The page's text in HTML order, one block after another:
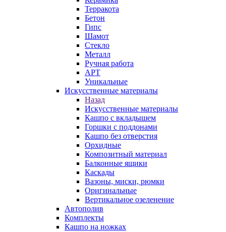
Терракота
Бетон
Гипс
Шамот
Стекло
Металл
Ручная работа
АРТ
Уникальные
Искусственные материалы
Назад
Искусственные материалы
Кашпо с вкладышем
Горшки с поддонами
Кашпо без отверстия
Орхидные
Композитный материал
Балконные ящики
Каскады
Вазоны, миски, рюмки
Оригинальные
Вертикальное озеленение
Автополив
Комплекты
Кашпо на ножках